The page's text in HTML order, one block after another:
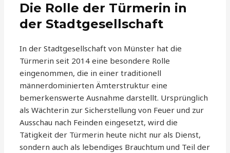
Die Rolle der Türmerin in
der Stadtgesellschaft
In der Stadtgesellschaft von Münster hat die
Türmerin seit 2014 eine besondere Rolle
eingenommen, die in einer traditionell
männerdominierten Ämterstruktur eine
bemerkenswerte Ausnahme darstellt. Ursprünglich
als Wächterin zur Sicherstellung von Feuer und zur
Ausschau nach Feinden eingesetzt, wird die
Tätigkeit der Türmerin heute nicht nur als Dienst,
sondern auch als lebendiges Brauchtum und Teil der